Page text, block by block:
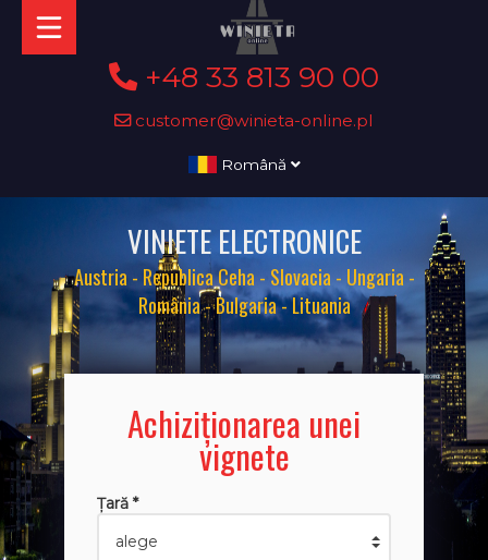
+48 33 813 90 00
customer@winieta-online.pl
Română
VINIETE ELECTRONICE
Austria - Republica Ceha - Slovacia - Ungaria -
România - Bulgaria - Lituania
Achiziționarea unei
vignete
Țară *